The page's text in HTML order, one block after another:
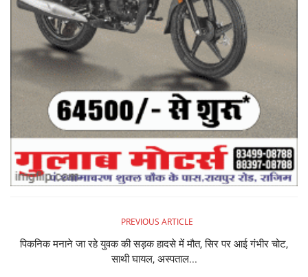
PREVIOUS ARTICLE
पिकनिक मनाने जा रहे युवक की सड़क हादसे में मौत, सिर पर आई गंभीर चोट,
साथी घायल, अस्पताल...